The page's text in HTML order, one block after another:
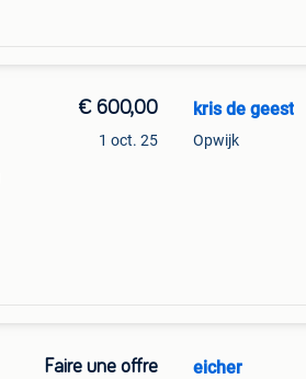
€ 600,00
1 oct. 25
kris de geest
Opwijk
Faire une offre eicher